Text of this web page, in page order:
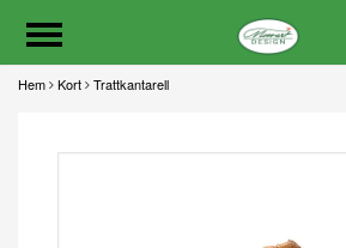
Hem Kort Trattkantarell